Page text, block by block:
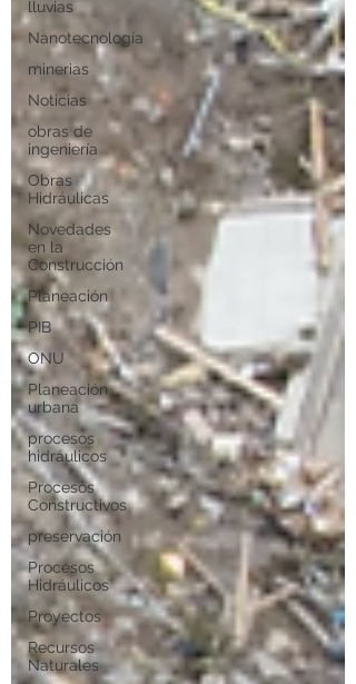
lluvias
Nanotecnología
minerias
Noticias
obras de
ingeniería
Obras
Hidráulicas
Novedades
en la
Construcción
Planeación
PIB
ONU
Planeación
urbana
procesos
hidráulicos
Procesos
Constructivos
preservación
Procesos
Hidráulicos
Proyectos
Recursos
Naturales